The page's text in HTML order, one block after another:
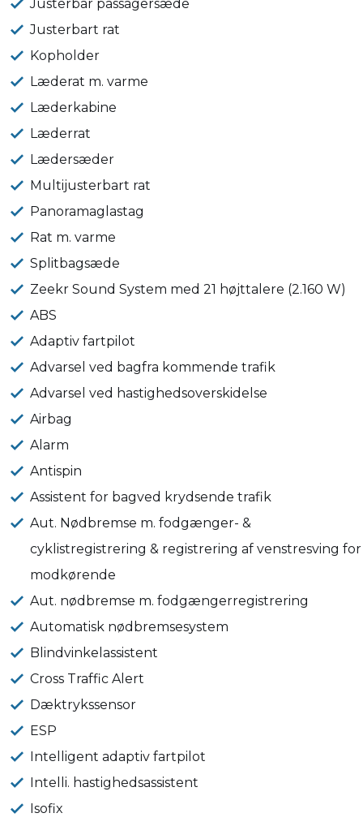
Justerbar passagersæde
Justerbart rat
Kopholder
Læderat m. varme
Læderkabine
Læderrat
Lædersæder
Multijusterbart rat
Panoramaglastag
Rat m. varme
Splitbagsæde
Zeekr Sound System med 21 højttalere (2.160 W)
ABS
Adaptiv fartpilot
Advarsel ved bagfra kommende trafik
Advarsel ved hastighedsoverskidelse
Airbag
Alarm
Antispin
Assistent for bagved krydsende trafik
Aut. Nødbremse m. fodgænger- &
cyklistregistrering & registrering af venstresving for
modkørende
Aut. nødbremse m. fodgængerregistrering
Automatisk nødbremsesystem
Blindvinkelassistent
Cross Traffic Alert
Dæktrykssensor
ESP
Intelligent adaptiv fartpilot
Intelli. hastighedsassistent
Isofix